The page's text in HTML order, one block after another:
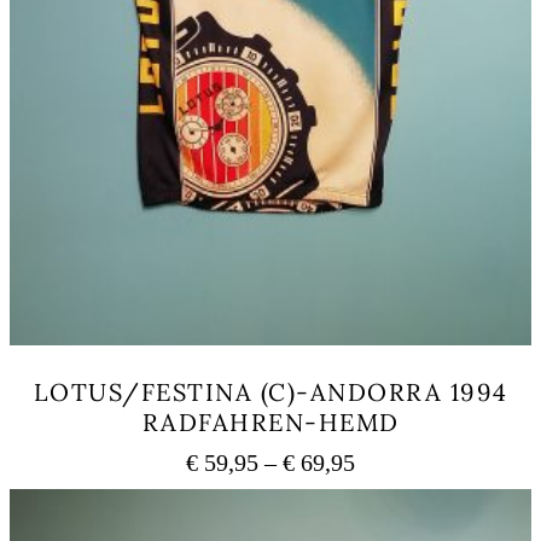
LOTUS/FESTINA (C)-ANDORRA 1994
RADFAHREN-HEMD
€ 59,95 –€ 69,95Preisspanne:
€ 59,95